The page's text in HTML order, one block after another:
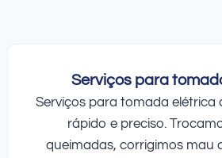
Serviços para
Serviços para tomada elétrica
rápido e preciso.
queimadas, corrigimos mau